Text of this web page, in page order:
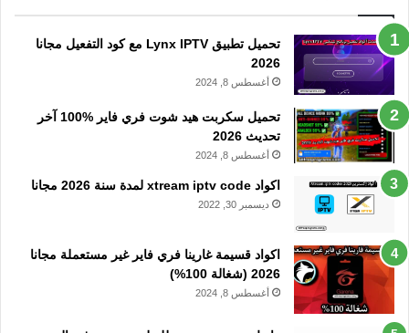
تحميل تطبيق Lynx IPTV مع كود التفعيل مجانا
2026
أغسطس 8, 2024
تحميل سكربت هيد شوت فري فاير %100 آخر
تحديث 2026
أغسطس 8, 2024
اكواد xtream iptv code لمدة سنة 2026 مجانا
ديسمبر 30, 2022
اكواد قسيمة غارينا فري فاير غير مستعملة مجانا
2026 (شغالة 100%)
أغسطس 8, 2024